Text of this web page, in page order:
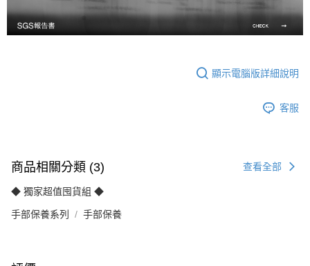
顯示電腦版詳細說明
客服
商品相關分類 (3) 查看全部
◆ 獨家超值囤貨組 ◆
手部保養系列 手部保養